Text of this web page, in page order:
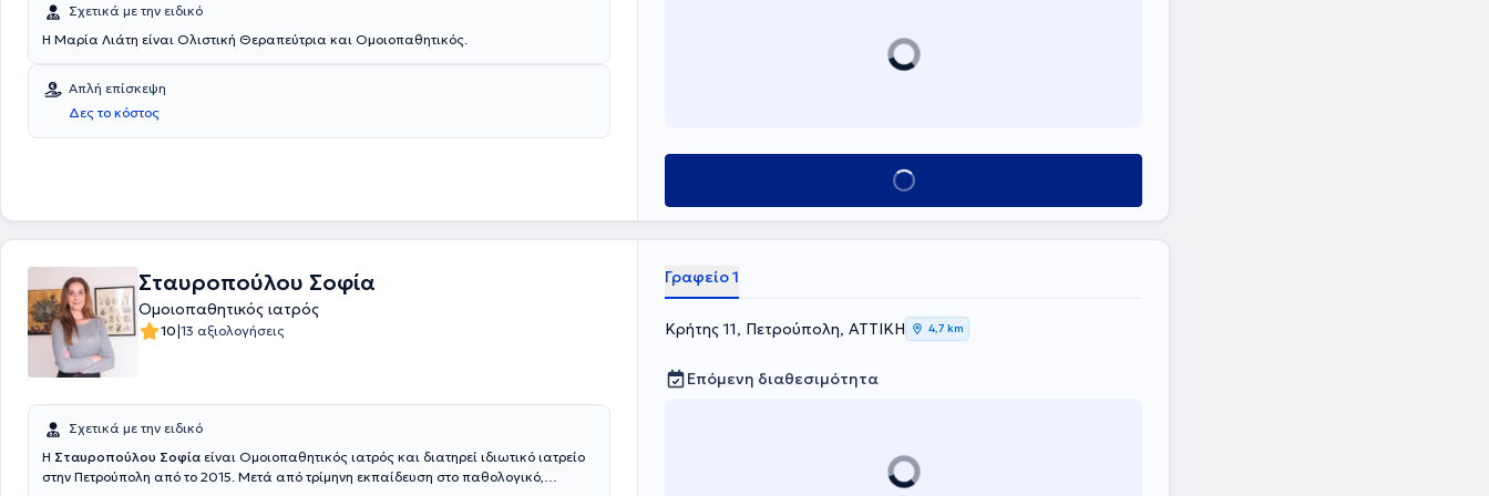
Σχετικά με την ειδικό
Η Μαρία Λιάτη είναι Ολιστική Θεραπεύτρια και Ομοιοπαθητικός.
Απλή επίσκεψη
Δες το κόστος
Κλείσε ραντεβού
Σταυροπούλου Σοφία
Ομοιοπαθητικός ιατρός
10|13 αξιολογήσεις
Σχετικά με την ειδικό
Η Σταυροπούλου Σοφία είναι Ομοιοπαθητικός ιατρός και διατηρεί ιδιωτικό ιατρείο
στην Πετρούπολη από το 2015. Μετά από τρίμηνη εκπαίδευση στο παθολογικό,
Γραφείο 1
Κρήτης 11, Πετρούπολη, ΑΤΤΙΚΗ 4,7 km
Επόμενη διαθεσιμότητα